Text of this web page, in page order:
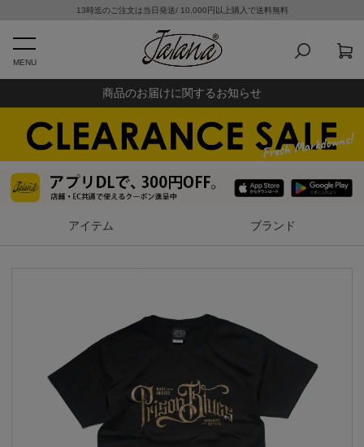
13時迄のご注文は当日発送/ 10,000円以上購入で送料無料
MENU
商品のお届けに関するお知らせ
アイテム ブランド